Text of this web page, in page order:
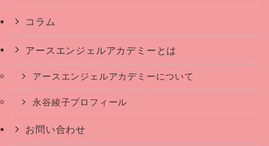
コラム
アースエンジェルアカデミーとは
アースエンジェルアカデミーについて
永谷綾子プロフィール
お問い合わせ